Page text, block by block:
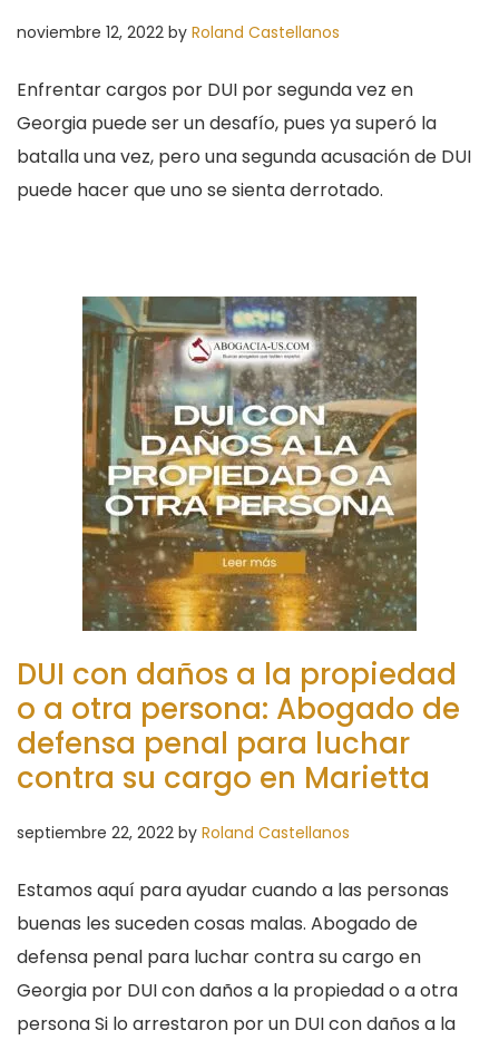
noviembre 12, 2022 by Roland Castellanos
Enfrentar cargos por DUI por segunda vez en
Georgia puede ser un desafío, pues ya superó la
batalla una vez, pero una segunda acusación de DUI
puede hacer que uno se sienta derrotado.
DUI con daños a la propiedad
o a otra persona: Abogado de
defensa penal para luchar
contra su cargo en Marietta
septiembre 22, 2022 by Roland Castellanos
Estamos aquí para ayudar cuando a las personas
buenas les suceden cosas malas. Abogado de
defensa penal para luchar contra su cargo en
Georgia por DUI con daños a la propiedad o a otra
persona Si lo arrestaron por un DUI con daños a la